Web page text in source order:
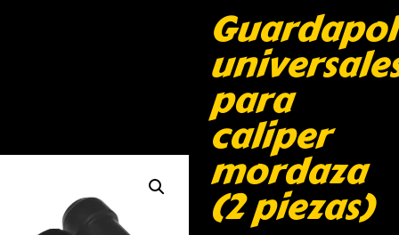
para
caliper
mordaza
(2 piezas)